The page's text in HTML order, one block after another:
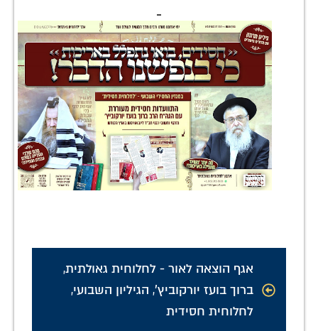
אגף הוצאה לאור - לחלוחית גאולתית,
ברוך בועז יורקוביץ', הגיליון השבועי,
לחלוחית חסידית